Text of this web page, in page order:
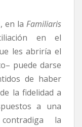
en la Familiaris
en el
les abriría el
puede darse
de haber
la fidelidad a
a una
la